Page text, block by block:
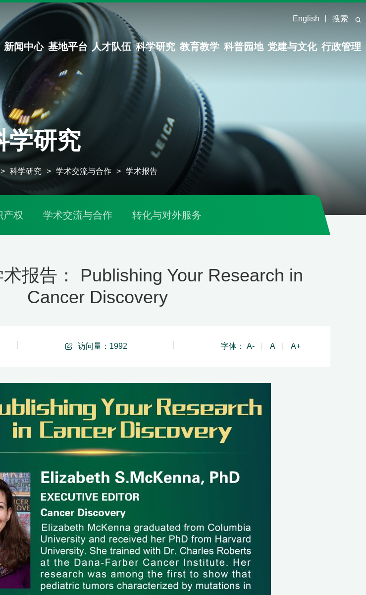
English 搜索
新闻中心 基地平台 人才队伍 科学研究 教育教学 科普园地 党建与文化 行政管理
学研究
> 科学研究 > 学术交流与合作 > 学术报告
产权 学术交流与合作 转化与对外服务
报告： Publishing Your Research in
Cancer Discovery
访问量： 1992 字体： A- A A+